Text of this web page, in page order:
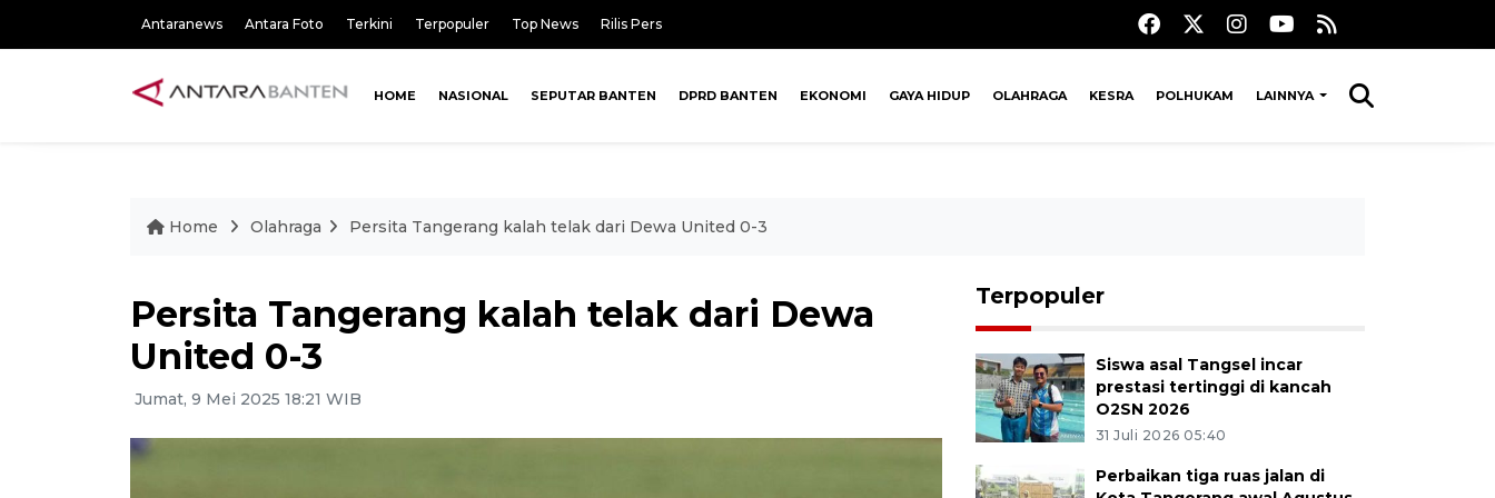
Antaranews Antara Foto Terkini Terpopuler Top News Rilis Pers
HOME NASIONAL SEPUTAR BANTEN DPRD BANTEN EKONOMI GAYA HIDUP OLAHRAGA KESRA POLHUKAM LAINNYA
Home Olahraga Persita Tangerang kalah telak dari Dewa United 0-3
Persita Tangerang kalah telak dari Dewa
United 0-3
Jumat, 9 Mei 2025 18:21 WIB
Terpopuler
Siswa asal Tangsel incar
prestasi tertinggi di kancah
O2SN 2026
31 Juli 2026 05:40
Perbaikan tiga ruas jalan di